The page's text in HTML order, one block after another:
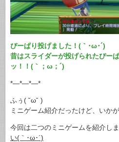
ぴーぱり投げました！(｀･ω･´)
昔はスライダーが投げられたぴー
ッ！！(｀；ω；´)
*—*—*—*
ふぅ( ˘ω˘ )
ミニゲーム紹介だったけど、いか
今回は二つのミニゲームを紹介しま
い(｀･ω･´)